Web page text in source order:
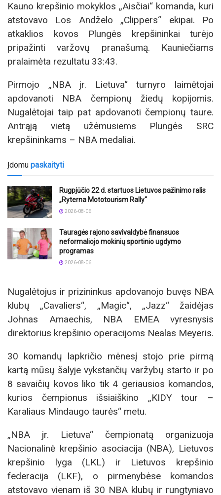
Kauno krepšinio mokyklos „Aisčiai“ komanda, kuri
atstovavo Los Andželo „Clippers“ ekipai. Po
atkaklios kovos Plungės krepšininkai turėjo
pripažinti varžovų pranašumą. Kauniečiams
pralaimėta rezultatu 33:43.
Pirmojo „NBA jr. Lietuva“ turnyro laimėtojai
apdovanoti NBA čempionų žiedų kopijomis.
Nugalėtojai taip pat apdovanoti čempionų taure.
Antrąją vietą užėmusiems Plungės SRC
krepšininkams – NBA medaliai.
Įdomu paskaityti
Rugpjūčio 22 d. startuos Lietuvos pažinimo ralis
„Ryterna Mototourism Rally“
2026-08-06
Tauragės rajono savivaldybė finansuos
neformaliojo mokinių sportinio ugdymo
programas
2026-08-06
Nugalėtojus ir prizininkus apdovanojo buvęs NBA
klubų „Cavaliers“, „Magic“, „Jazz“ žaidėjas
Johnas Amaechis, NBA EMEA vyresnysis
direktorius krepšinio operacijoms Nealas Meyeris.
30 komandų lapkričio mėnesį stojo prie pirmą
kartą mūsų šalyje vykstančių varžybų starto ir po
8 savaičių kovos liko tik 4 geriausios komandos,
kurios čempionus išsiaiškino „KIDY tour –
Karaliaus Mindaugo taurės“ metu.
„NBA jr. Lietuva“ čempionatą organizuoja
Nacionalinė krepšinio asociacija (NBA), Lietuvos
krepšinio lyga (LKL) ir Lietuvos krepšinio
federacija (LKF), o pirmenybėse komandos
atstovavo vienam iš 30 NBA klubų ir rungtyniavo